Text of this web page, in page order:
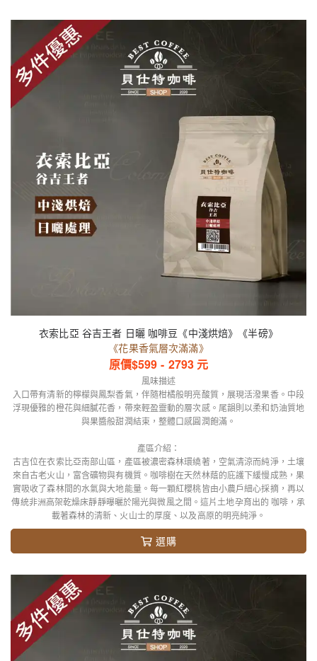
衣索比亞 谷吉王者 日曬 咖啡豆《中淺烘焙》《半磅》
《花果香氣層次滿滿》
原價$599 - 2793 元
風味描述
入口帶有清新的檸檬與鳳梨香氣，伴隨柑橘般明亮酸質，展現活潑果香。中段
浮現優雅的橙花與細膩花香，帶來輕盈靈動的層次感。尾韻則以柔和奶油質地
與果醬般甜潤結束，整體口感圓潤飽滿。
產區介紹：
古吉位在衣索比亞南部山區，產區被濃密森林環繞著，空氣清涼而純淨，土壤
來自古老火山，富含礦物與有機質。咖啡樹在天然林蔭的庇護下緩慢成熟，果
實吸收了森林間的水氣與大地能量。每一顆紅櫻桃皆由小農戶細心採摘，再以
傳統非洲高架乾燥床靜靜曝曬於陽光與微風之間。這片土地孕育出的 咖啡，承
載著森林的清新、火山士的厚度、以及高原的明亮純淨。
選購